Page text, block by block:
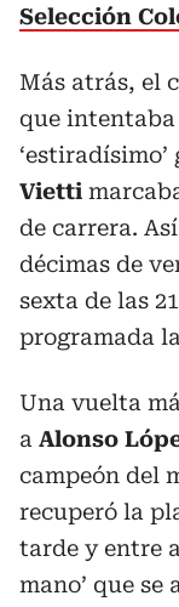
Selección
Más atrás, el
que intentaba
Vietti
de carrera.
décimas de
sexta de las
programada
Una vuelta
a Alonso
campeón del
recuperó la
tarde y entre
mano’ que